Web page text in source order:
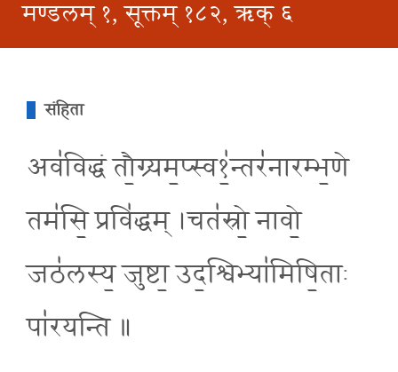
मण्डलम् १, सूक्तम् १८२, ऋक् ६
संहिता
अव॑विद्धं तौ॒ग्र्यम॒प्स्व१॒॑न्तर॑नारम्भ॒णे
तम॑सि॒ प्रवि॑द्धम् ।चत॑स्रो॒ नावो॒
जठ॑लस्य॒ जुष्टा॒ उद॒श्विभ्या॑मिषि॒ताः
पा॑रयन्ति ॥